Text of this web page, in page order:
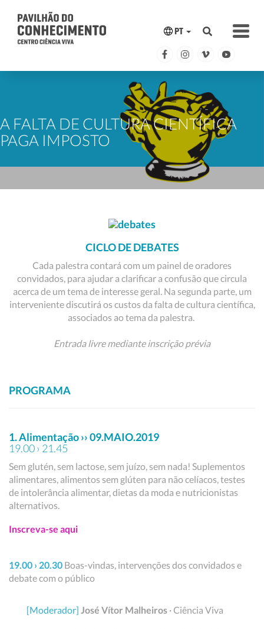
PT
A FALTA DE CULTURA CIENTÍFICA
PAGA IMPOSTO
CICLO DE DEBATES
Cada palestra contará com um painel de oradores
convidados, para ajudar a clarificar a confusão que circula
acerca de um tema de interesse geral. Na segunda parte, um
interveniente discutirá os custos da falta de cultura científica,
associados ao tema da palestra.
Entrada livre mediante inscrição prévia
PROGRAMA
1. Alimentação ›› 09.MAIO.2019
19.00 › 21.45
Sem glutén, sem lactose, sem juízo, sem nada! Suplementos
alimentares, alimentos sem glúten para não celíacos, testes
de intolerância alimentar, dietas da moda e nutricionistas
alternativos.
Inscreva-se aqui
19.00 › 20.30 Boas-vindas, intervenções dos convidados e
debate com o público
[Moderador] José Vítor Malheiros · Ciência Viva